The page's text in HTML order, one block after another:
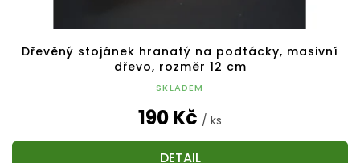
Dřevěný stojánek hranatý na podtácky, masivní
dřevo, rozměr 12 cm
SKLADEM
190 Kč / ks
DETAIL